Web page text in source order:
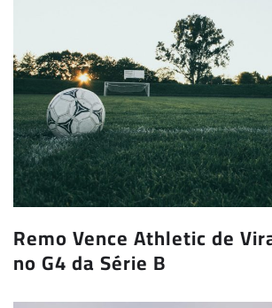
Remo Vence Athletic de
no G4 da Série B